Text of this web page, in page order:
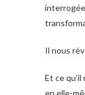
Il nous
Et ce
en elle-